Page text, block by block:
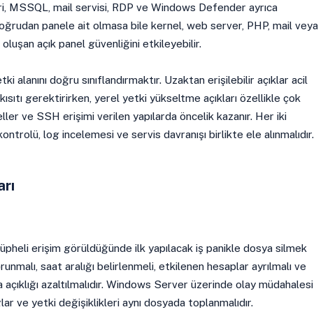
MSSQL, mail servisi, RDP ve Windows Defender ayrıca
panele ait olmasa bile kernel, web server, PHP, mail veya
oluşan açık panel güvenliğini etkileyebilir.
alanını doğru sınıflandırmaktır. Uzaktan erişilebilir açıklar acil
gerektirirken, yerel yetki yükseltme açıkları özellikle çok
ve SSH erişimi verilen yapılarda öncelik kazanır. Her iki
log incelemesi ve servis davranışı birlikte ele alınmalıdır.
erişim görüldüğünde ilk yapılacak iş panikle dosya silmek
saat aralığı belirlenmeli, etkilenen hesaplar ayrılmalı ve
azaltılmalıdır. Windows Server üzerinde olay müdahalesi
ve yetki değişiklikleri aynı dosyada toplanmalıdır.